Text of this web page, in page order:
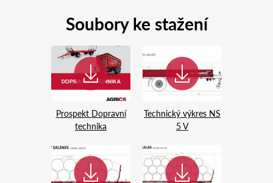
Soubory ke stažení
Prospekt Dopravní
technika
Technický výkres NS
5 V